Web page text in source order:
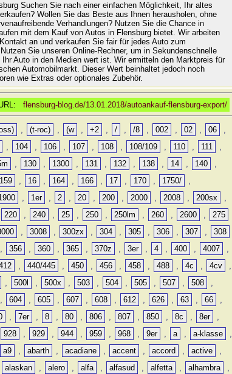
Suchen Sie nach einer einfachen Möglichkeit, Ihr altes
Wollen Sie das Beste aus Ihnen herausholen, ohne
Verhandlungen? Nutzen Sie die Chance in
mit dem Kauf von Autos in Flensburg bietet. Wir arbeiten
an und verkaufen Sie fair für jedes Auto zum
Sie unseren Online-Rechner, um in Sekundenschnelle
Ihr Auto in den Medien wert ist. Wir ermitteln den Marktpreis für
Automobilmarkt. Dieser Wert beinhaltet jedoch noch
wie Extras oder optionales Zubehör.
flensburg-blog.de/13.01.2018/autoankauf-flensburg-export/
, (t-roc) , (w , +2 , / , /8 , 002 , 02 , 06
,
, 104 , 106 , 107 , 108 , 108/109 , 110 , 111
,
, 130 , 1300 , 131 , 132 , 138 , 14 , 140
,
159 , 16 , 164 , 166 , 17 , 170 , 1750/
,
, 1er , 2 , 20 , 200 , 2000 , 2008 , 200sx
,
220 , 240 , 25 , 250 , 250lm , 260 , 2600 ,
275
, 3008 , 300zx , 304 , 305 , 306 , 307 ,
308
, 356 , 360 , 365 , 370z , 3er , 4 , 400 , 4007
,
, 440/445 , 450 , 456 , 458 , 488 , 4c , 4cv
,
, 500l , 500x , 503 , 504 , 505 , 507 , 508
,
, 604 , 605 , 607 , 608 , 612 , 626 , 63 , 66
,
, 7er , 8 , 80 , 806 , 807 , 850 , 8c , 8er
,
928 , 929 , 944 , 959 , 968 , 9er , a , a-klasse
,
a9 , abarth , acadiane , accent , accord , active
,
alaskan , alero , alfa , alfasud , alfetta , alhambra
,